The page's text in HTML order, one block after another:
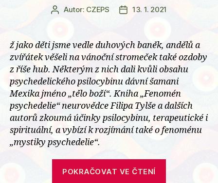
AutorAutor: CZEPS
Datum
13. 1. 2021
ž jako děti jsme vedle duhových baněk, andělů a
zvířátek věšeli na vánoční stromeček také ozdoby
z říše hub. Některým z nich dali kvůli obsahu
psychedelického psilocybinu dávní šamani
Mexika jméno „tělo boží“. Kniha „Fenomén
psychedelie“ neurovědce Filipa Tylše a dalších
autorů zkoumá účinky psilocybinu, terapeutické i
spirituální, a vybízí k rozjímání také o fenoménu
„mystiky psychedelie“.
POKRAČOVAT VE ČTENÍ